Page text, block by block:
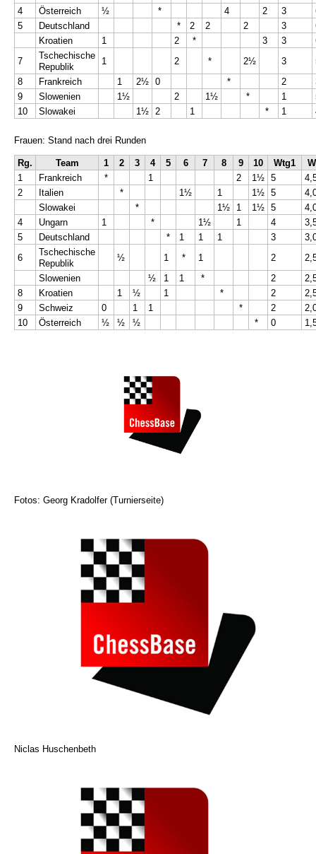
4
Österreich ½ * 4 2 3
5
Deutschland * 2 2 2 3
Kroatien
1 2 * 3 3
7
Tschechische
Republik
1 2 * 2½ 3
8
Frankreich 1 2½ 0 * 2
9
Slowenien 1½ 2 1½ * 1
10
Slowakei 1½ 2 1 * 1
Frauen: Stand nach drei Runden
Rg. Team 1 2 3 4 5 6 7 8 9 10 Wtg1
1
Frankreich * 1 2 1½ 5
2
Italien * 1½ 1 1½ 5
Slowakei
* 1½ 1 1½ 5
4
Ungarn 1 * 1½ 1 4
5
Deutschland * 1 1 1 3
6
Tschechische
Republik
½ 1 * 1 2
Slowenien
½ 1 1 * 2
8
Kroatien 1 ½ 1 * 2
9
Schweiz 0 1 1 * 2
10
Österreich ½ ½ ½ * 0
Fotos: Georg Kradolfer (Turnierseite)
Niclas Huschenbeth